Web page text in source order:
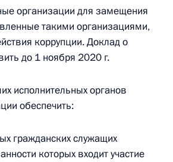
227–1 части второй Налогового
организации для замещения
такими организациями,
коррупции. Доклад о
до 1 ноября 2020 г.
исполнительных органов
обеспечить:
гражданских служащих
которых входит участие